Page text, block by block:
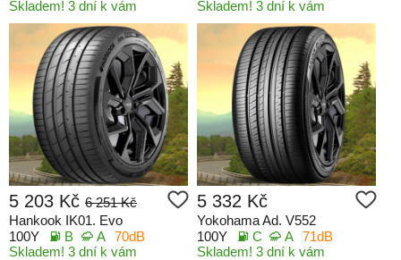
Skladem! 3 dní k vám
Skladem! 3 dní k vám
5 203 Kč 6 251 Kč
Hankook IK01. Evo
100Y
B A 70dB
Skladem! 3 dní k vám
5 332 Kč
Yokohama Ad. V552
100Y
C A 71dB
Skladem! 3 dní k vám